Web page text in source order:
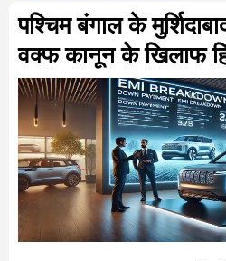
पश्चिम बंगाल के
वक्फ कानून के खिलाफ